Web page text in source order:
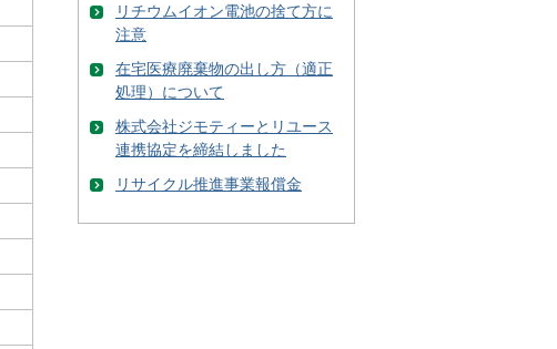
リチウムイオン電池の捨て方に
注意
在宅医療廃棄物の出し方（適正
処理）について
株式会社ジモティーとリユース
連携協定を締結しました
リサイクル推進事業報償金